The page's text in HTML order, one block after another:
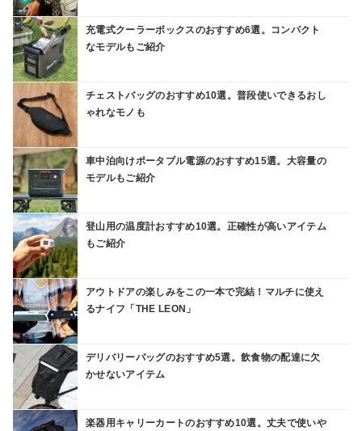
充電式クーラーボックスのおすすめ6選。コンパクト
なモデルもご紹介
チェストバッグのおすすめ10選。普段使いできるおし
ゃれなモノも
車中泊向けポータブル電源のおすすめ15選。大容量の
モデルもご紹介
登山用の温度計おすすめ10選。正確性が高いアイテム
もご紹介
アウトドアの楽しみをこの一本で完結！マルチに使え
るナイフ「THE LEON」
デリバリーバッグのおすすめ5選。飲食物の配達に欠
かせないアイテム
楽器用キャリーカートのおすすめ10選。丈夫で使いや